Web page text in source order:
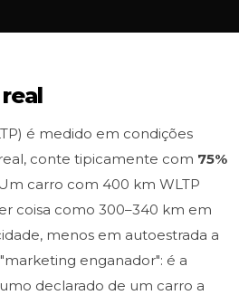
é medido em condições
conte tipicamente com 75%
carro com 400 km WLTP
coisa como 300–340 km em
menos em autoestrada a
enganador": é a
declarado de um carro a